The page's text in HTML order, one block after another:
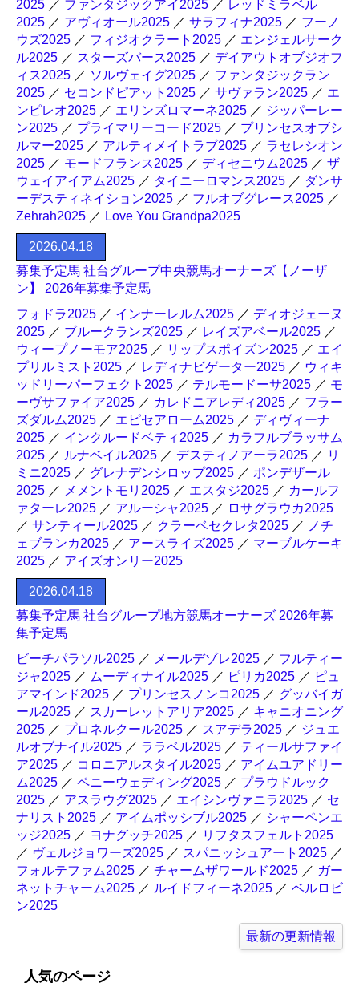
2025 ／ ファンタジックアイ2025 ／
レッドミラベル
2025 ／ アヴィオール2025 ／ サラフィナ2025 ／ フーノ
ウズ2025 ／ フィジオクラート2025 ／ エンジェルサーク
ル2025 ／ スターズバース2025 ／ デイアウトオブジオフ
ィス2025 ／ ソルヴェイグ2025 ／ ファンタジックラン
2025 ／ セコンドピアット2025 ／ サヴァラン2025 ／ エ
ンピレオ2025 ／ エリンズロマーネ2025 ／ ジッパーレー
ン2025 ／ プライマリーコード2025 ／ プリンセスオブシ
ルマー2025 ／ アルティメイトラブ2025 ／ ラセレシオン
2025 ／ モードフランス2025 ／ ディセニウム2025 ／ ザ
ウェイアイアム2025 ／ タイニーロマンス2025 ／ ダンサ
ーデスティネイション2025 ／ フルオブグレース2025 ／
Zehrah2025 ／ Love You Grandpa2025
2026.04.18
募集予定馬 社台グループ中央競馬オーナーズ【ノーザ
ン】 2026年募集予定馬
フォドラ2025 ／ インナーレルム2025 ／ ディオジェーヌ
2025 ／ ブルークランズ2025 ／ レイズアベール2025 ／
ウィープノーモア2025 ／ リップスポイズン2025 ／ エイ
プリルミスト2025 ／ レディナビゲーター2025 ／ ウィキ
ッドリーパーフェクト2025 ／ テルモードーサ2025 ／ モ
ーヴサファイア2025 ／ カレドニアレディ2025 ／ フラー
ズダルム2025 ／ エピセアローム2025 ／ ディヴィーナ
2025 ／ インクルードベティ2025 ／ カラフルブラッサム
2025 ／ ルナベイル2025 ／ デスティノアーラ2025 ／ リ
ミニ2025 ／ グレナデンシロップ2025 ／ ポンデザール
2025 ／ メメントモリ2025 ／ エスタジ2025 ／ カールフ
ァターレ2025 ／ アルーシャ2025 ／ ロサグラウカ2025
／ サンティール2025 ／ クラーベセクレタ2025 ／ ノチ
ェブランカ2025 ／ アースライズ2025 ／ マーブルケーキ
2025 ／ アイズオンリー2025
2026.04.18
募集予定馬 社台グループ地方競馬オーナーズ 2026年募
集予定馬
ビーチパラソル2025 ／ メールデゾレ2025 ／ フルティー
ジャ2025 ／ ムーディナイル2025 ／ ピリカ2025 ／ ピュ
アマインド2025 ／ プリンセスノンコ2025 ／ グッバイガ
ール2025 ／ スカーレットアリア2025 ／ キャニオニング
2025 ／ プロネルクール2025 ／ スアデラ2025 ／ ジュエ
ルオブナイル2025 ／ ララベル2025 ／ ティールサファイ
ア2025 ／ コロニアルスタイル2025 ／ アイムユアドリー
ム2025 ／ ペニーウェディング2025 ／ プラウドルック
2025 ／ アスラウグ2025 ／ エイシンヴァニラ2025 ／ セ
ナリスト2025 ／ アイムポッシブル2025 ／ シャーペンエ
ッジ2025 ／ ヨナグッチ2025 ／ リフタスフェルト2025
／ ヴェルジョワーズ2025 ／ スパニッシュアート2025 ／
フォルテファム2025 ／ チャームザワールド2025 ／ ガー
ネットチャーム2025 ／ ルイドフィーネ2025 ／ ベルロビ
ン2025
最新の更新情報
人気のページ